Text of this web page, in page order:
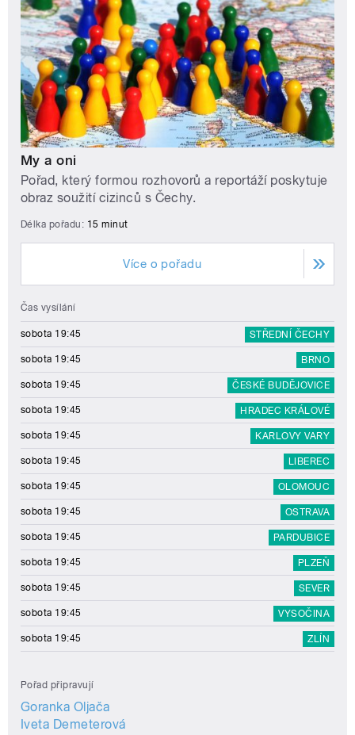
My a oni
Pořad, který formou rozhovorů a reportáží poskytuje
obraz soužití cizinců s Čechy.
Délka pořadu: 15 minut
Více o pořadu
Čas vysílání
sobota 19:45 STŘEDNÍ ČECHY
sobota 19:45 BRNO
sobota 19:45 ČESKÉ BUDĚJOVICE
sobota 19:45 HRADEC KRÁLOVÉ
sobota 19:45 KARLOVY VARY
sobota 19:45 LIBEREC
sobota 19:45 OLOMOUC
sobota 19:45 OSTRAVA
sobota 19:45 PARDUBICE
sobota 19:45 PLZEŇ
sobota 19:45 SEVER
sobota 19:45 VYSOČINA
sobota 19:45 ZLÍN
Pořad připravují
Goranka Oljača
Iveta Demeterová